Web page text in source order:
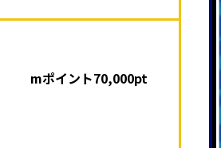
mポイント70,000pt